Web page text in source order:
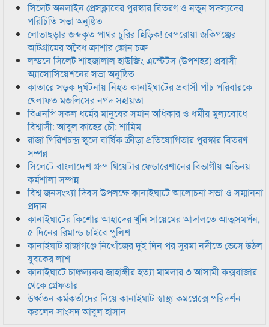
সিলেট অনলাইন প্রেসক্লাবের পুরস্কার বিতরণ ও নতুন সদস্যদের
পরিচিতি সভা অনুষ্ঠিত
লোভাছড়ার জব্দকৃত পাথর চুরির হিড়িক! বেপরোয়া জকিগঞ্জের
আটগ্রামের অবৈধ ক্রাশার জোন চক্র
লন্ডনে সিলেট শাহজালাল হাউজিং এস্টেটস (উপশহর) প্রবাসী
অ্যাসোসিয়েশনের সভা অনুষ্ঠিত
কাতারে সড়ক দুর্ঘটনায় নিহত কানাইঘাটের প্রবাসী পাঁচ পরিবারকে
খেলাফত মজলিসের নগদ সহায়তা
বিএনপি সকল ধর্মের মানুষের সমান অধিকার ও ধর্মীয় মুল্যবোধে
বিশ্বাসী: আবুল কাহের চৌ: শামিম
রাজা গিরিশচন্দ্র স্কুলে বার্ষিক ক্রীড়া প্রতিযোগিতার পুরস্কার বিতরণ
সম্পন্ন
সিলেটে বাংলাদেশ গ্রুপ থিয়েটার ফেডারেশানের বিভাগীয় অভিনয়
কর্মশালা সম্পন্ন
বিশ্ব জনসংখ্যা দিবস উপলক্ষে কানাইঘাটে আলোচনা সভা ও সম্মাননা
প্রদান
কানাইঘাটের কিশোর আহাদের খুনি সায়েমের আদালতে আত্মসমর্পন,
৫ দিনের রিমান্ড চাইবে পুলিশ
কানাইঘাট রাজাগঞ্জে নিখোঁজের দুই দিন পর সুরমা নদীতে ভেসে উঠল
যুবকের লাশ
কানাইঘাটে চাঞ্চল্যকর জাহাঙ্গীর হত্যা মামলার ৩ আসামী কক্সবাজার
থেকে গ্রেফতার
উর্ধ্বতন কর্মকর্তাদের নিয়ে কানাইঘাট স্বাস্থ্য কমপ্লেক্সে পরিদর্শন
করলেন সাংসদ আবুল হাসান